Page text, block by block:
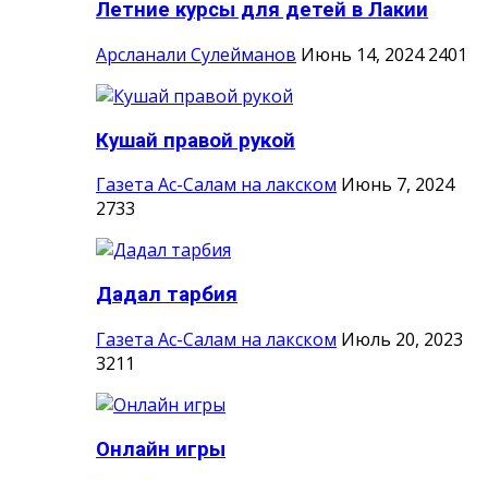
Летние курсы для детей в Лакии
Арсланали Сулейманов Июнь 14, 2024 2401
Кушай правой рукой
Газета Ас-Салам на лакском Июнь 7, 2024
2733
Дадал тарбия
Газета Ас-Салам на лакском Июль 20, 2023
3211
Онлайн игры